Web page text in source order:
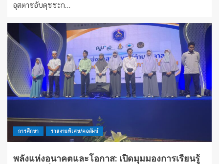
อุสตาซอับดุชชะก...
การศึกษา รายงานพิเศษ/คอลัมน์
พลังแห่งอนาคตและโอกาส: เปิดมุมมองการเรียนรู้